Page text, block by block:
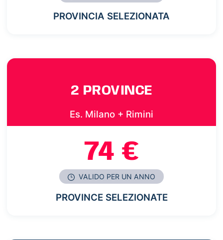
PROVINCIA SELEZIONATA
2 PROVINCE
Es. Milano + Rimini
74 €
VALIDO PER UN ANNO
PROVINCE SELEZIONATE